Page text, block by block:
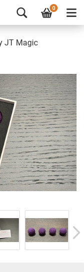
0
JT Magic